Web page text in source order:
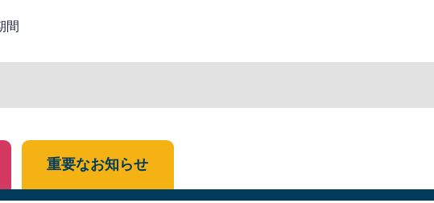
間
重要なお知らせ